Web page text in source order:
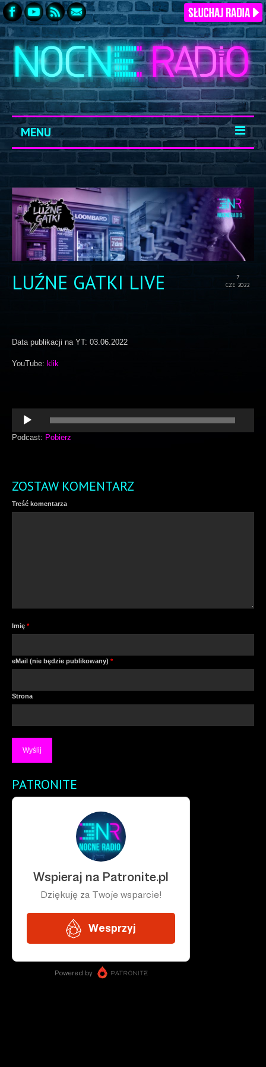
MENU
START
ARCHIWUM
KONTAKT
LOGOWANIE
7
CZE 2022
LUŹNE GATKI LIVE
Data publikacji na YT: 03.06.2022
YouTube: klik
Odtwarzacz
plików
dźwiękowych
Podcast: Pobierz
ZOSTAW KOMENTARZ
Treść komentarza
Imię *
eMail (nie będzie publikowany) *
Strona
PATRONITE